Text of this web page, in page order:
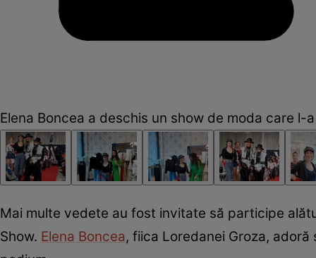
Elena Boncea a deschis un show de moda care
Mai multe vedete au fost invitate să participe
Show. Elena Boncea, fiica Loredanei Groza,